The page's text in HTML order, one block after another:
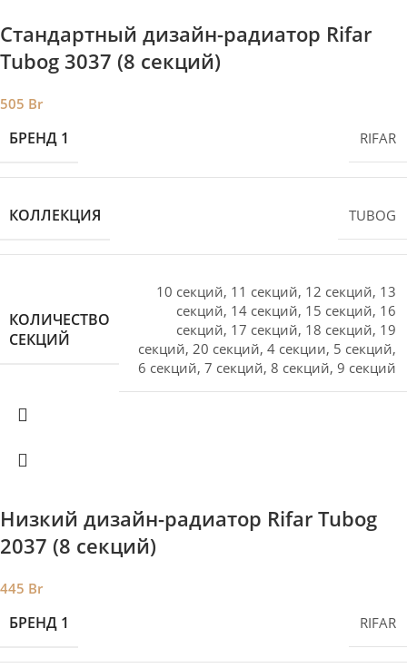
Стандартный дизайн-радиатор Rifar
Tubog 3037 (8 секций)
505 Br
БРЕНД 1 RIFAR
КОЛЛЕКЦИЯ TUBOG
КОЛИЧЕСТВО
СЕКЦИЙ
10 секций, 11 секций, 12 секций, 13
секций, 14 секций, 15 секций, 16
секций, 17 секций, 18 секций, 19
секций, 20 секций, 4 секции, 5 секций,
6 секций, 7 секций, 8 секций, 9 секций
Низкий дизайн-радиатор Rifar Tubog
2037 (8 секций)
445 Br
БРЕНД 1 RIFAR